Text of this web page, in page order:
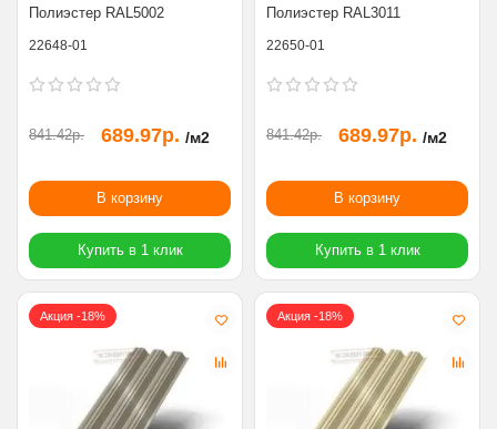
Полиэстер RAL5002
22648-01
841.42р. 689.97р. /м2
В корзину
Купить в 1 клик
Полиэстер RAL3011
22650-01
841.42р. 689.97р. /м2
В корзину
Купить в 1 клик
Акция -18% Акция -18%